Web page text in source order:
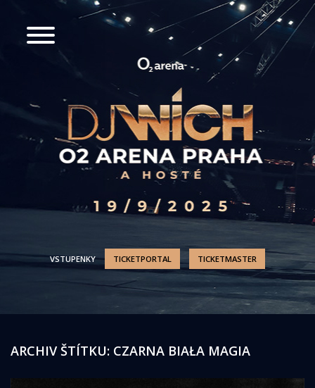
VSTUPENKY TICKETPORTAL TICKETMASTER
ARCHIV ŠTÍTKU: CZARNA BIAŁA MAGIA